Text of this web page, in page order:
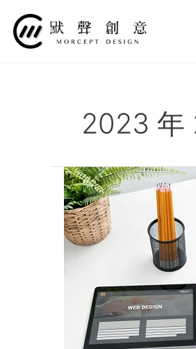
2023 年
網
頁
設
計
的
未